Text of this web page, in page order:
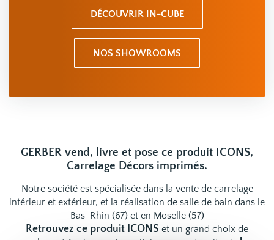
DÉCOUVRIR IN-CUBE
NOS SHOWROOMS
GERBER vend, livre et pose ce produit ICONS,
Carrelage Décors imprimés.
Notre société est spécialisée dans la vente de carrelage
intérieur et extérieur, et la réalisation de salle de bain dans le
Bas-Rhin (67) et en Moselle (57)
Retrouvez ce produit ICONS et un grand choix de